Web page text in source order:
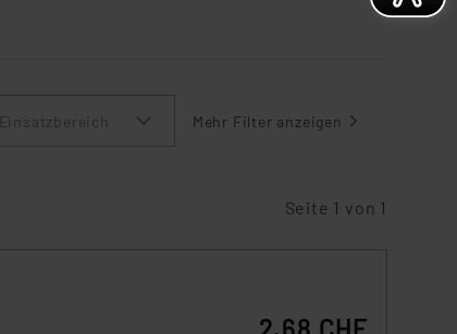
Einsatzbereich Mehr Filter anzeigen
Seite 1 von 1